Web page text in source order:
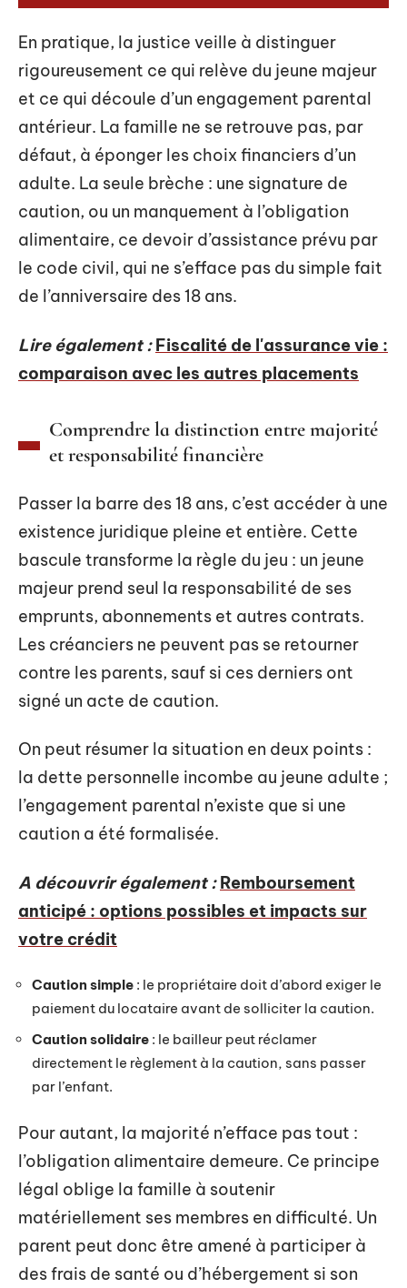
En pratique, la justice veille à distinguer
rigoureusement ce qui relève du jeune majeur
et ce qui découle d’un engagement parental
antérieur. La famille ne se retrouve pas, par
défaut, à éponger les choix financiers d’un
adulte. La seule brèche : une signature de
caution, ou un manquement à l’obligation
alimentaire, ce devoir d’assistance prévu par
le code civil, qui ne s’efface pas du simple fait
de l’anniversaire des 18 ans.
Lire également : Fiscalité de l'assurance vie :
comparaison avec les autres placements
Comprendre la distinction entre majorité
et responsabilité financière
Passer la barre des 18 ans, c’est accéder à une
existence juridique pleine et entière. Cette
bascule transforme la règle du jeu : un jeune
majeur prend seul la responsabilité de ses
emprunts, abonnements et autres contrats.
Les créanciers ne peuvent pas se retourner
contre les parents, sauf si ces derniers ont
signé un acte de caution.
On peut résumer la situation en deux points :
la dette personnelle incombe au jeune adulte ;
l’engagement parental n’existe que si une
caution a été formalisée.
A découvrir également : Remboursement
anticipé : options possibles et impacts sur
votre crédit
Caution simple : le propriétaire doit d’abord exiger le
paiement du locataire avant de solliciter la caution.
Caution solidaire : le bailleur peut réclamer
directement le règlement à la caution, sans passer
par l’enfant.
Pour autant, la majorité n’efface pas tout :
l’obligation alimentaire demeure. Ce principe
légal oblige la famille à soutenir
matériellement ses membres en difficulté. Un
parent peut donc être amené à participer à
des frais de santé ou d’hébergement si son